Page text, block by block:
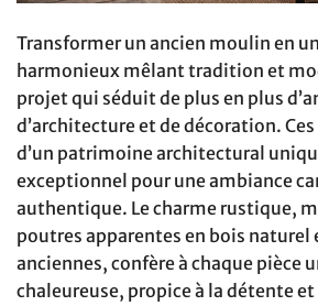
Transformer un ancien moulin en
harmonieux mêlant tradition et
projet qui séduit de plus en plus
d’architecture et de décoration.
d’un patrimoine architectural
exceptionnel pour une ambiance
authentique. Le charme rustique,
poutres apparentes en bois naturel
anciennes, confère à chaque pièce
chaleureuse, propice à la détente